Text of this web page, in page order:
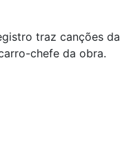
traz canções da
chefe da obra.